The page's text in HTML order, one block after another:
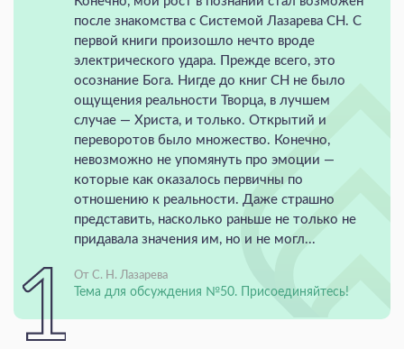
после знакомства с Системой Лазарева СН. С
первой книги произошло нечто вроде
электрического удара. Прежде всего, это
осознание Бога. Нигде до книг СН не было
ощущения реальности Творца, в лучшем
случае — Христа, и только. Открытий и
переворотов было множество. Конечно,
невозможно не упомянуть про эмоции —
которые как оказалось первичны по
отношению к реальности. Даже страшно
представить, насколько раньше не только не
придавала значения им, но и не могл...
От С. Н. Лазарева
Тема для обсуждения №50. Присоединяйтесь!